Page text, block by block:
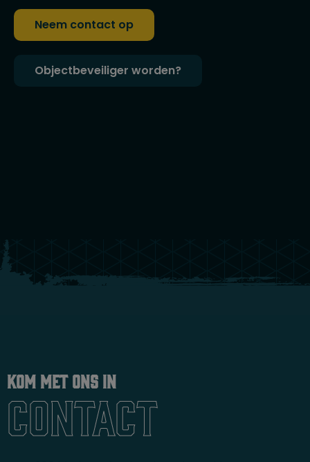
Neem contact op
Objectbeveiliger worden?
Kom met ons in
Contact